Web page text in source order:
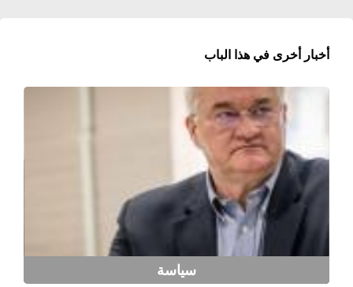
أخبار أخرى في هذا الباب
سياسة